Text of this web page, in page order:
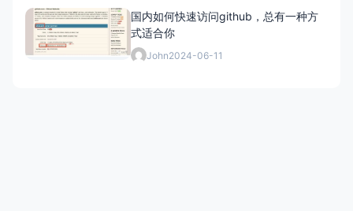
国内如何快速访问github，总有一种方
式适合你
John2024-06-11